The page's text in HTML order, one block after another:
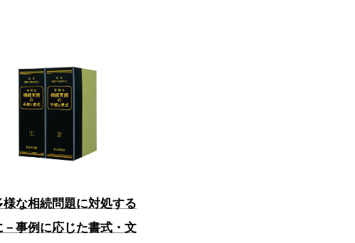
様な相続問題に対処する
－事例に応じた書式・文